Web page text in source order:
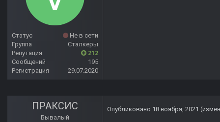
Статус
Не в сети
Группа
Сталкеры
Репутация
212
Сообщений
195
Регистрация
29.07.2020
ПРАКСИС
Бывалый
Опубликовано 18 ноября, 2021